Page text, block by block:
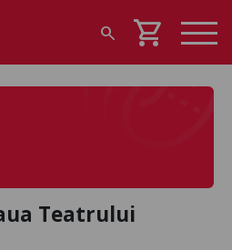
search shopping_cart
Teatrului